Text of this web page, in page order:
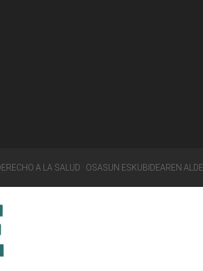
A LA SALUD · OSASUN ESKUBIDEAREN